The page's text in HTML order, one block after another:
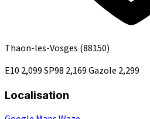
Thaon-les-Vosges (88150)
E10 2,099SP98 2,169Gazole 2,299
Localisation